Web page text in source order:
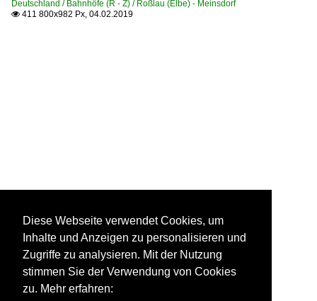
Deutschland / Bahnhöfe (R - Z) / Roßlau (Elbe) - Meinsdorf
 411 800x982 Px, 04.02.2019
Diese Webseite verwendet Cookies, um
Inhalte und Anzeigen zu personalisieren und
Zugriffe zu analysieren. Mit der Nutzung
stimmen Sie der Verwendung von Cookies
zu. Mehr erfahren: